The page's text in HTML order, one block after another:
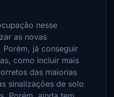
nesse
as novas
Porém, já conseguir
como incluir mais
das maiorias
sinalizações de solo